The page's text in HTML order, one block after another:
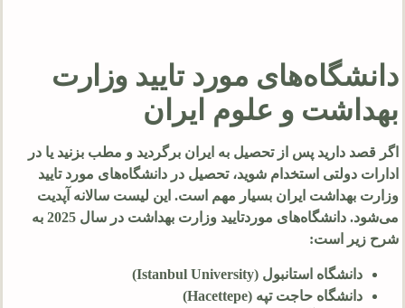
دانشگاه‌های مورد تایید وزارت
بهداشت و علوم ایران
اگر قصد دارید پس از تحصیل به ایران برگردید و مطب بزنید یا در
ادارات دولتی استخدام شوید، تحصیل در دانشگاه‌های مورد تایید
وزارت بهداشت ایران بسیار مهم است. این لیست سالانه آپدیت
می‌شود. دانشگاه‌های موردتایید وزارت بهداشت در سال 2025 به
شرح زیر است:
دانشگاه استانبول (Istanbul University)
دانشگاه حاجت تپه (Hacettepe)